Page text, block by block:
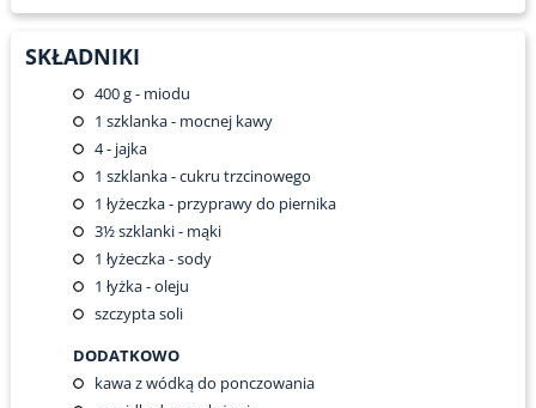
SKŁADNIKI
400g - miodu
1 szklanka - mocnej kawy
4- jajka
1 szklanka - cukru trzcinowego
1 łyżeczka - przyprawy do piernika
3½szklanki - mąki
1 łyżeczka - sody
1 łyżka - oleju
szczypta soli
DODATKOWO
kawa z wódką do ponczowania